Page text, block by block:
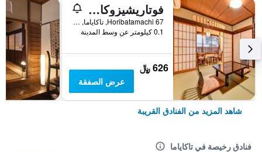
فوتاريشيزوكا هاكون
Horibatamachi 67, تاكاياما, اليابان
0.1 كيلومتر عن وسط المدينة
626 ﷼
عرض الصفقة
شاهد المزيد من الفنادق القريبة
فنادق رخيصة في تاكاياما